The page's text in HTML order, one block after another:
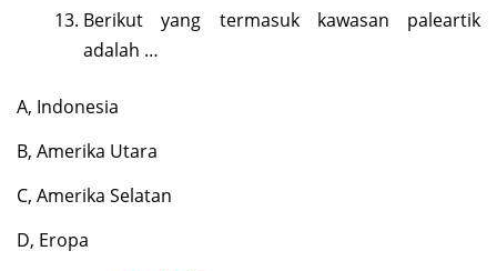
Berikut yang termasuk kawasan paleartik
adalah …
A, Indonesia
B, Amerika Utara
C, Amerika Selatan
D, Eropa